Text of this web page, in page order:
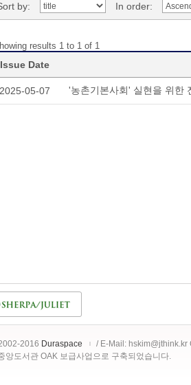
by: In order:
results 1 to 1 of 1
Issue Date
2025-05-07 '농촌기본사회' 실현을 위한
2016 Duraspace
/ E-Mail: hskim@jthink.kr
앙도서관 OAK 보급사업으로 구축되었습니다.